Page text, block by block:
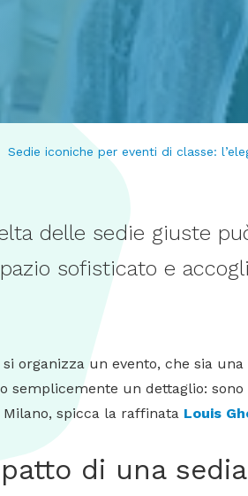
Sedie iconiche per eventi di classe:
delle sedie giuste
sofisticato e
si organizza un evento, che sia
semplicemente un dettaglio:
Milano, spicca la raffinata Louis
di una